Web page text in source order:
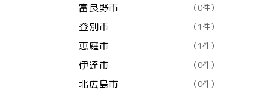
富良野市 （0件）
登別市 （1件）
恵庭市 （1件）
伊達市 （0件）
北広島市 （0件）